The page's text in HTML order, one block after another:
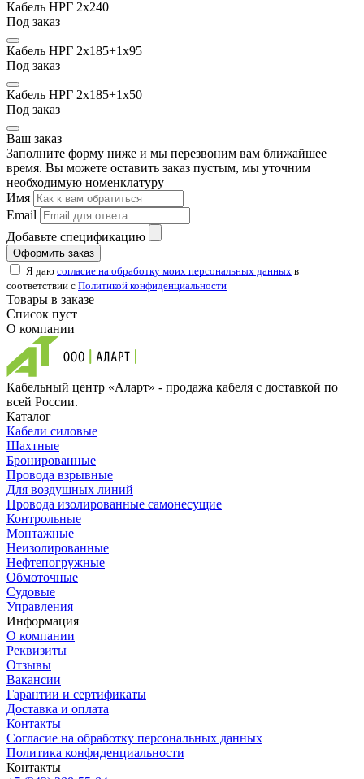
Кабель НРГ 2х240
Под заказ
Кабель НРГ 2х185+1х95
Под заказ
Кабель НРГ 2х185+1х50
Под заказ
Ваш заказ
Заполните форму ниже и мы перезвоним вам ближайшее
время. Вы можете оставить заказ пустым, мы уточним
необходимую номенклатуру
Имя
Email
Добавьте спецификацию
Оформить заказ
Я даю согласие на обработку моих персональных данных в
соответствии с Политикой конфиденциальности
Товары в заказе
Список пуст
О компании
Кабельный центр «Аларт» - продажа кабеля с доставкой по
всей России.
Каталог
Кабели силовые
Шахтные
Бронированные
Провода взрывные
Для воздушных линий
Провода изолированные самонесущие
Контрольные
Монтажные
Неизолированные
Нефтепогружные
Обмоточные
Судовые
Управления
Информация
О компании
Реквизиты
Отзывы
Вакансии
Гарантии и сертификаты
Доставка и оплата
Контакты
Согласие на обработку персональных данных
Политика конфиденциальности
Контакты